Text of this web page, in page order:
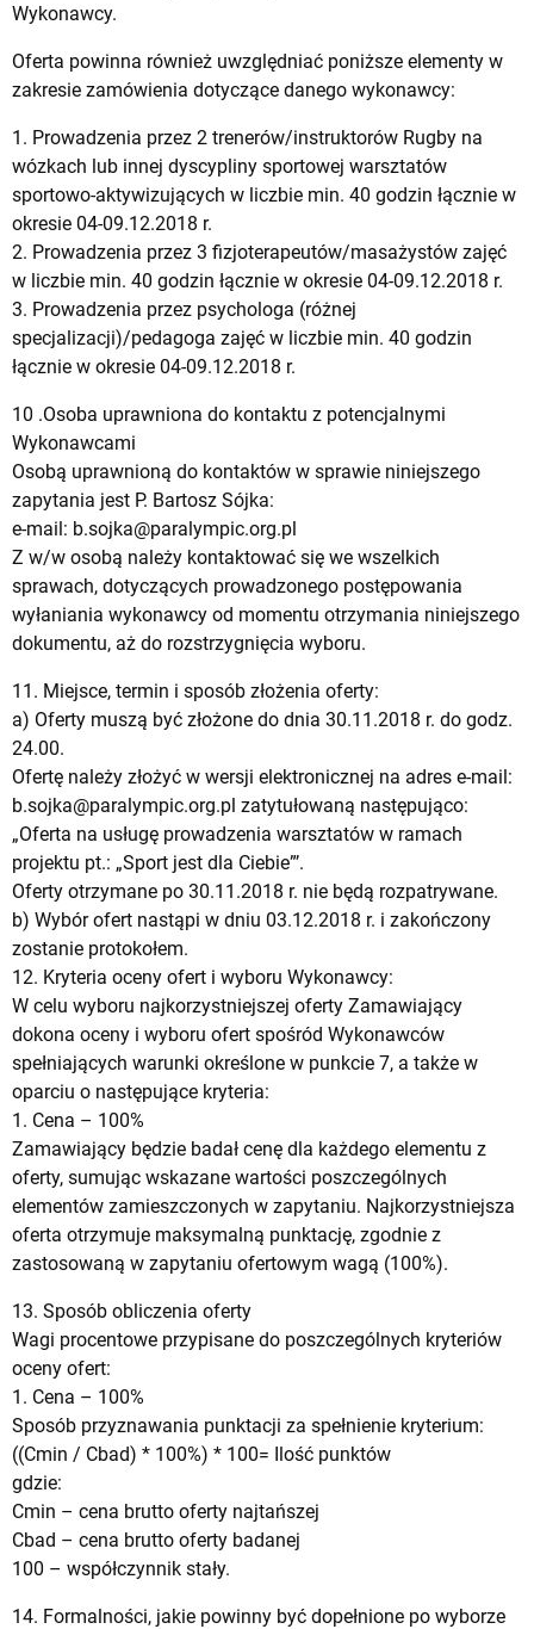
Wykonawcy.
Oferta powinna również uwzględniać poniższe elementy w
zakresie zamówienia dotyczące danego wykonawcy:
1. Prowadzenia przez 2 trenerów/instruktorów Rugby na
wózkach lub innej dyscypliny sportowej warsztatów
sportowo-aktywizujących w liczbie min. 40 godzin łącznie w
okresie 04-09.12.2018 r.
2. Prowadzenia przez 3 fizjoterapeutów/masażystów zajęć
w liczbie min. 40 godzin łącznie w okresie 04-09.12.2018 r.
3. Prowadzenia przez psychologa (różnej
specjalizacji)/pedagoga zajęć w liczbie min. 40 godzin
łącznie w okresie 04-09.12.2018 r.
10 .Osoba uprawniona do kontaktu z potencjalnymi
Wykonawcami
Osobą uprawnioną do kontaktów w sprawie niniejszego
zapytania jest P. Bartosz Sójka:
e-mail: b.sojka@paralympic.org.pl
Z w/w osobą należy kontaktować się we wszelkich
sprawach, dotyczących prowadzonego postępowania
wyłaniania wykonawcy od momentu otrzymania niniejszego
dokumentu, aż do rozstrzygnięcia wyboru.
11. Miejsce, termin i sposób złożenia oferty:
a) Oferty muszą być złożone do dnia 30.11.2018 r. do godz.
24.00.
Ofertę należy złożyć w wersji elektronicznej na adres e-mail:
b.sojka@paralympic.org.pl zatytułowaną następująco:
„Oferta na usługę prowadzenia warsztatów w ramach
projektu pt.: „Sport jest dla Ciebie”’.
Oferty otrzymane po 30.11.2018 r. nie będą rozpatrywane.
b) Wybór ofert nastąpi w dniu 03.12.2018 r. i zakończony
zostanie protokołem.
12. Kryteria oceny ofert i wyboru Wykonawcy:
W celu wyboru najkorzystniejszej oferty Zamawiający
dokona oceny i wyboru ofert spośród Wykonawców
spełniających warunki określone w punkcie 7, a także w
oparciu o następujące kryteria:
1. Cena – 100%
Zamawiający będzie badał cenę dla każdego elementu z
oferty, sumując wskazane wartości poszczególnych
elementów zamieszczonych w zapytaniu. Najkorzystniejsza
oferta otrzymuje maksymalną punktację, zgodnie z
zastosowaną w zapytaniu ofertowym wagą (100%).
13. Sposób obliczenia oferty
Wagi procentowe przypisane do poszczególnych kryteriów
oceny ofert:
1. Cena – 100%
Sposób przyznawania punktacji za spełnienie kryterium:
((Cmin / Cbad) * 100%) * 100= Ilość punktów
gdzie:
Cmin – cena brutto oferty najtańszej
Cbad – cena brutto oferty badanej
100 – współczynnik stały.
14. Formalności, jakie powinny być dopełnione po wyborze